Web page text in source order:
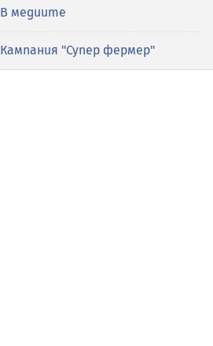
В медиите
Кампания "Супер фермер"